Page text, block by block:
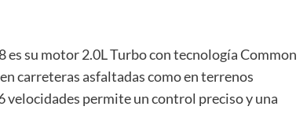
es su motor 2.0L Turbo con tecnología Common
carreteras asfaltadas como en terrenos
velocidades permite un control preciso y una